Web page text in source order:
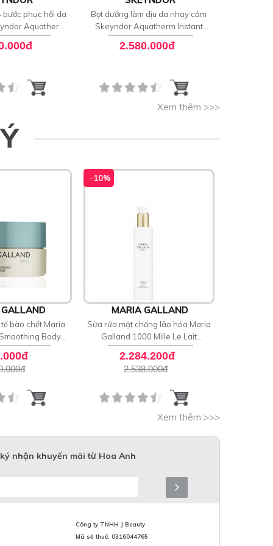
bước phục hồi da
Aquatherm
Professional
Bọt dưỡng làm dịu da nhạy cảm
Skeyndor Aquatherm Instant
SOS Balm
2.580.000đ
Xem thêm >>>
bào chết Maria
Body
đ
-10%
MARIA GALLAND
Sữa rửa mặt chống lão hóa Maria
Galland 1000 Mille Le Lait
Demaquillant
2.284.200đ
2.538.000đ
Xem thêm >>>
nhận khuyến mãi từ Hoa Anh
Công ty TNHH J Beauty
Mã số thuế: 0316044765